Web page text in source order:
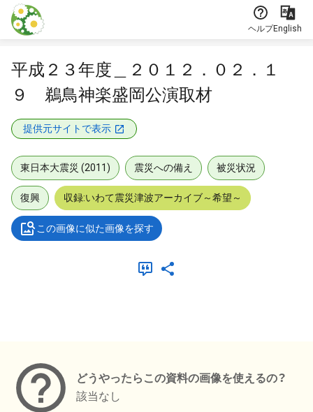
本文に飛ぶ
ヘルプEnglish
平成２３年度＿２０１２．０２．１
９ 鵜鳥神楽盛岡公演取材
提供元サイトで表示
東日本大震災 (2011) 震災への備え 被災状況
復興 収録:いわて震災津波アーカイブ～希望～
この画像に似た画像を探す
どうやったらこの資料の画像を使えるの？
該当なし